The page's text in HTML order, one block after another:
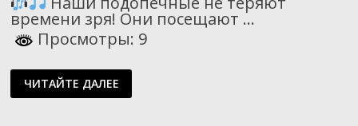
времени зря! Они посещают …
Просмотры: 9
ТВОРЧЕСТВО
УКРАШАЕТ
ЧИТАЙТЕ ДАЛЕЕ